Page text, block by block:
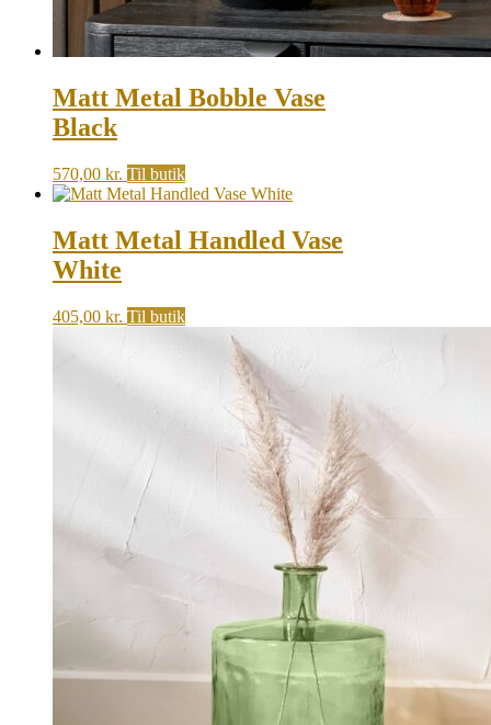
Matt Metal Bobble Vase
Black
570,00 kr. Til butik
Matt Metal Handled Vase
White
405,00 kr. Til butik